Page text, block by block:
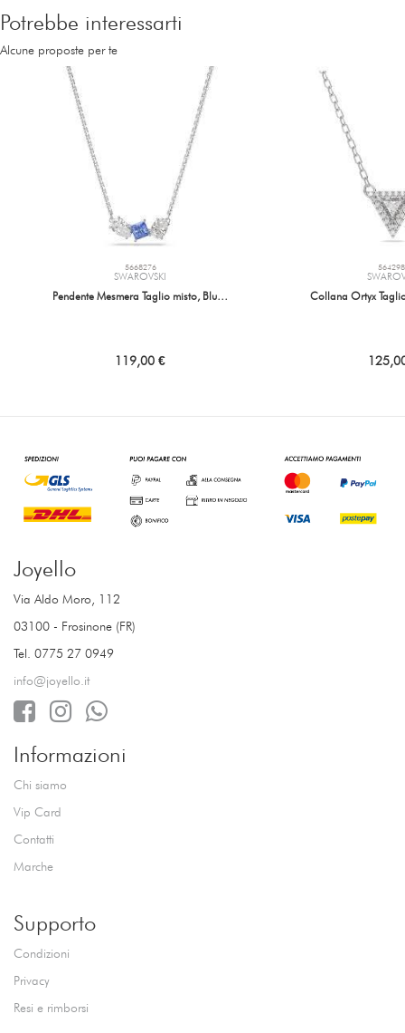
Potrebbe interessarti
Alcune proposte per te
5668276
SWAROVSKI
Pendente Mesmera Taglio misto, Blu…
119,00 €
Collana Ortyx
Joyello
Via Aldo Moro, 112
03100 - Frosinone (FR)
Tel. 0775 27 0949
info@joyello.it
Informazioni
Chi siamo
Vip Card
Contatti
Marche
Supporto
Condizioni
Privacy
Resi e rimborsi